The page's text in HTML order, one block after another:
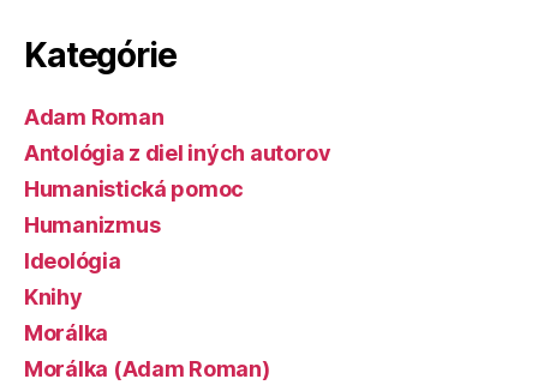
Kategórie
Adam Roman
Antológia z diel iných autorov
Humanistická pomoc
Humanizmus
Ideológia
Knihy
Morálka
Morálka (Adam Roman)